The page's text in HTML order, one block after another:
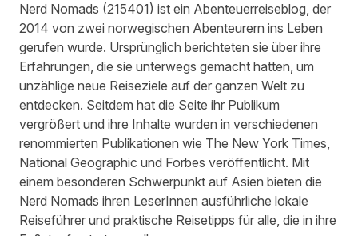
Nerd Nomads (215401) ist ein Abenteuerreiseblog, der
2014 von zwei norwegischen Abenteurern ins Leben
gerufen wurde. Ursprünglich berichteten sie über ihre
Erfahrungen, die sie unterwegs gemacht hatten, um
unzählige neue Reiseziele auf der ganzen Welt zu
entdecken. Seitdem hat die Seite ihr Publikum
vergrößert und ihre Inhalte wurden in verschiedenen
renommierten Publikationen wie The New York Times,
National Geographic und Forbes veröffentlicht. Mit
einem besonderen Schwerpunkt auf Asien bieten die
Nerd Nomads ihren LeserInnen ausführliche lokale
Reiseführer und praktische Reisetipps für alle, die in ihre